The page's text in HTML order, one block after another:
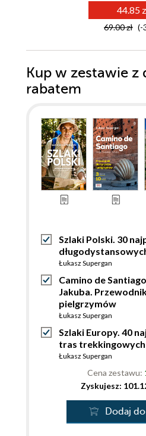
44.85
69.00 zł (-
Kup w zestawie
rabatem
Szlaki Polski. 30
Łukasz Supergan
Camino de
Jakuba.
pielgrzymów
Łukasz Supergan
Szlaki Europy. 40
tras trekkingowych
Łukasz Supergan
Cena zestawu:
Zyskujesz:
Dodaj